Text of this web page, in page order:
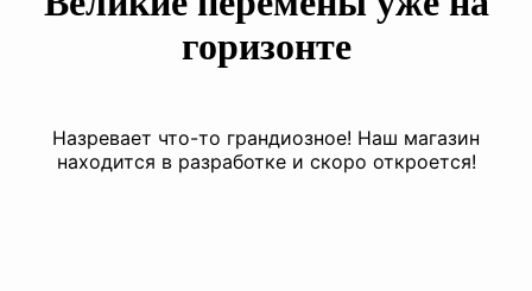
горизонте
Назревает что-то грандиозное! Наш магазин
находится в разработке и скоро откроется!